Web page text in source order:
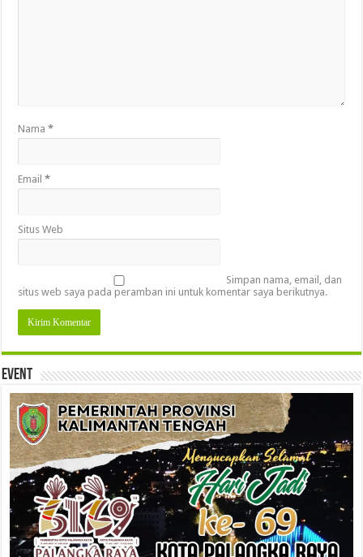
Nama*
Email*
Situs Web
Simpan nama, email, dan
situs web saya pada peramban ini untuk komentar saya berikutnya.
Event